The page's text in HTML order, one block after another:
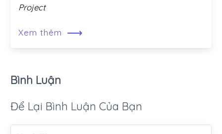
Project
Xem thêm ⟶
Bình Luận
Để Lại Bình Luận Của Bạn